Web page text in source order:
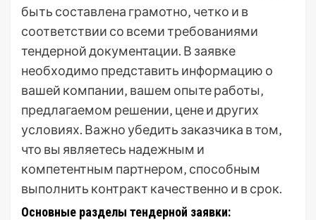
быть составлена грамотно‚ четко и в
соответствии со всеми требованиями
тендерной документации. В заявке
необходимо представить информацию о
вашей компании‚ вашем опыте работы‚
предлагаемом решении‚ цене и других
условиях. Важно убедить заказчика в том‚
что вы являетесь надежным и
компетентным партнером‚ способным
выполнить контракт качественно и в срок.
Основные разделы тендерной заявки: